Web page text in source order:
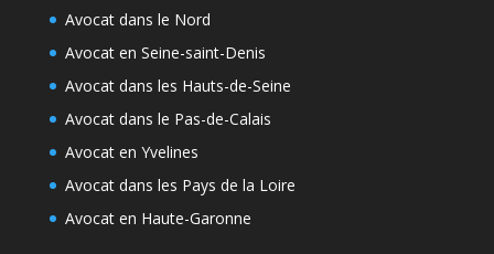
Avocat dans le Nord
Avocat en Seine-saint-Denis
Avocat dans les Hauts-de-Seine
Avocat dans le Pas-de-Calais
Avocat en Yvelines
Avocat dans les Pays de la Loire
Avocat en Haute-Garonne